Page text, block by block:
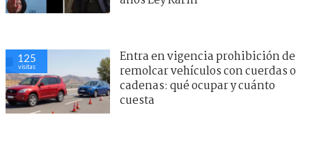
125
visitas
Entra en vigencia prohibición de
remolcar vehículos con cuerdas o
cadenas: qué ocupar y cuánto
cuesta